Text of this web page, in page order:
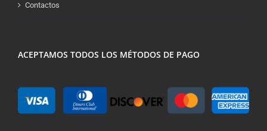
Contactos
ACEPTAMOS TODOS LOS MÉTODOS DE PAGO